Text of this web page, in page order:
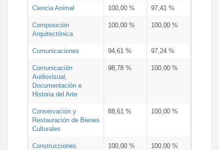
Ciencia Animal 100,00 % 97,41 %
Composición
Arquitectónica
100,00 % 100,00 %
Comunicaciones 94,61 % 97,24 %
Comunicación
Audiovisual,
Documentación e
Historia del Arte
98,78 % 100,00 %
Conservación y
Restauración de Bienes
Culturales
88,61 % 100,00 %
Construcciones
100,00 % 100,00 %